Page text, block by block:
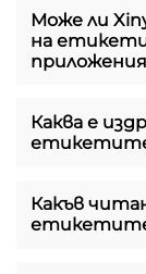
Може ли
на
Каква е
етикетите
Какъв
етикетите